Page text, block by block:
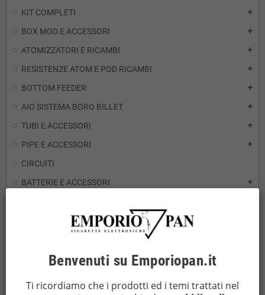
KIT COMPLETI add
BOX MOD E ACCESSORI add
ATOMIZZATORI E RICAMBI add
RESISTENZE ATOM E POD RICAMBI add
BOTTOM FEEDER add
AIO SISTEMA BORO BILLET add
TUBI E ACCESSORI add
PIPE E ACCESSORI add
CIRCUITI
BATTERIE E ACCESSORI
add
Benvenuti su Emporiopan.it
Ti ricordiamo che i prodotti ed i temi trattati nel